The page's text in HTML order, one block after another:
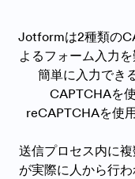
Jotformは2種類の
よるフォーム入力
簡単に入力でき
CAPTCHAを
reCAPTCHAを使
送信プロセス内に
が実際に人から行